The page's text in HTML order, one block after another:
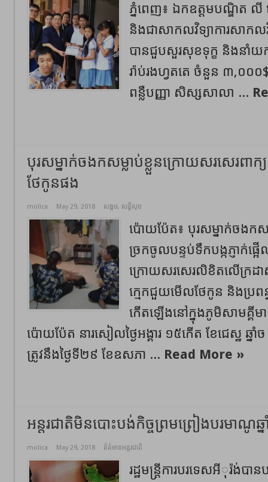
ភ្នំពេញ៖ ឯកឧត្តមបណ្ឌិត លី
និងជាសាកលវិទ្យាការសាក
បានជួបសួរសុខទុក្ខ និងនាំយ
រ៉ាប់រងហ្វតតេ ចំនួន ៣,០០
ពន្លឺបញ្ញា សិស្សសាលា ...
បុរសម្នាក់ចងកសម្លាប់ខ្លួនក្រោយសរសេរពាក្យផ្
ថែកូនផង
molica May 29, 2018 សង្គម, សន្តិសុខ
ប៉ោយប៉ែត៖ បុរសម្នាក់ចងកស
ច្រកចូលបន្ទប់ទឹកបង្កភ្ញាក់
ក្រោយសរសេរលិខិតលើក្រដ
ក្មេកជួយមើលថែកូន និងប្រព
កើតឡើងនៅក្នុងភូមិសាមគ្គី
ប៉ោយប៉ែត នារសៀលថ្ងៃអង្គារ ១៥កើត ខែជេស្ឋ
ត្រូវនឹងថ្ងៃទី២៩ ខែឧសភា ... Read More »
អន្តរជាតិមិនបោះបង់កិច្ចព្រមព្រៀងបរមាណូ
molica May 29, 2018 ព័ត៌មានអន្តរជាតិ
រដ្ឋមន្ត្រីការបរទេសអីុរ៉ង់ប